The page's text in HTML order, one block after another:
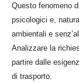
Questo fenomeno
psicologici e,
ambientali e
Analizzare la
partire dalle
di trasporto.